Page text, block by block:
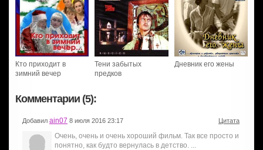
Кто приходит в
зимний вечер
Тени забытых
предков
Дневник его жены
Комментарии (5):
Добавил ain07 8 июля 2016 23:17 Цитата
Очень, очень и очень хороший фильм. Так все просто и
понятно, как будто вернулась в детство. ...